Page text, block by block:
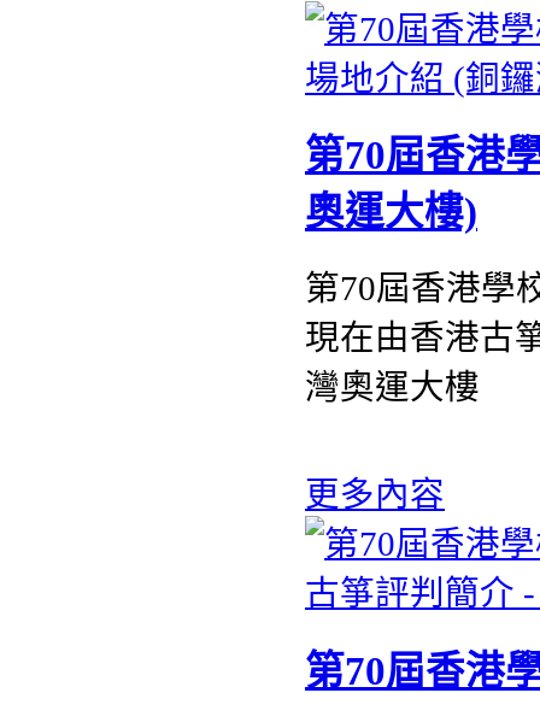
第70屆香港
奧運大樓)
第70屆香港學
現在由香港古
灣奧運大樓
更多內容
第70屆香港